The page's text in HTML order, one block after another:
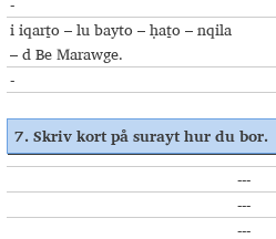
i iqarṯo – lu bayto – ḥaṯo – nqila
– d Be Marawge.
-
7. Skriv kort på surayt hur du bor.
---
---
---